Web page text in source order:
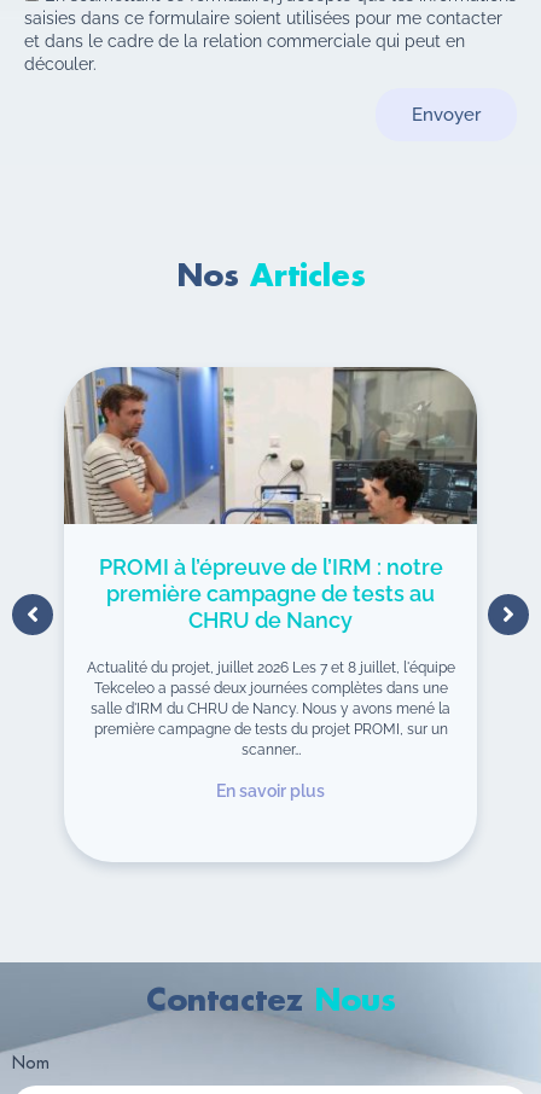
saisies dans ce formulaire soient utilisées pour me contacter
et dans le cadre de la relation commerciale qui peut en
découler.
Envoyer
Nos Articles
PROMI à l’épreuve de l’IRM : notre
première campagne de tests au
CHRU de Nancy
Actualité du projet, juillet 2026 Les 7 et 8 juillet, l'équipe
Tekceleo a passé deux journées complètes dans une
salle d'IRM du CHRU de Nancy. Nous y avons mené la
première campagne de tests du projet PROMI, sur un
scanner…
En savoir plus
ContactezNous
Nom